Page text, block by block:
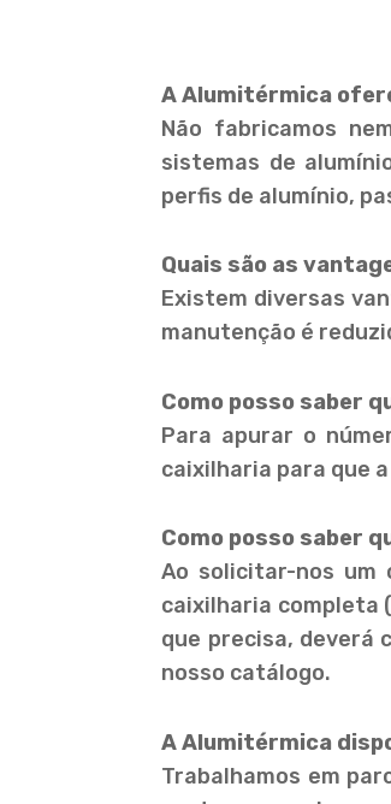
A Alumitérmica
Não fabricamos
sistemas de
perfis de alumínio,
Quais são as
Existem diversas
manutenção é
Como posso saber
Para apurar o
caixilharia para que
Como posso saber
Ao solicitar-nos um
caixilharia completa
que precisa, deverá
nosso catálogo.
A Alumitérmica
Trabalhamos em